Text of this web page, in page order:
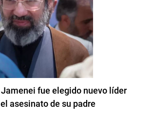
fue elegido nuevo líder
asesinato de su padre